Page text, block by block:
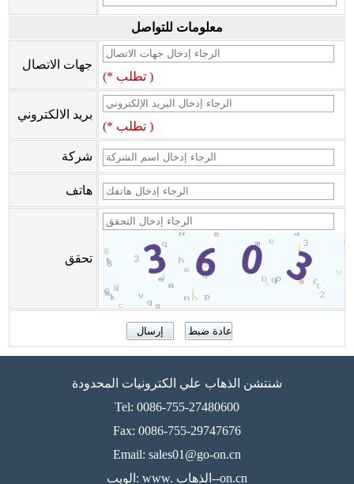
معلومات للتواصل
جهات الاتصال
(* تطلب )
بريد الالكتروني
(* تطلب )
شركة
هاتف
تحقق
شنتشن الذهاب علي الكترونيات المحدودة
Tel: 0086-755-27480600
Fax: 0086-755-29747676
Email: sales01@go-on.cn
الويب: www. الذهاب--on.cn